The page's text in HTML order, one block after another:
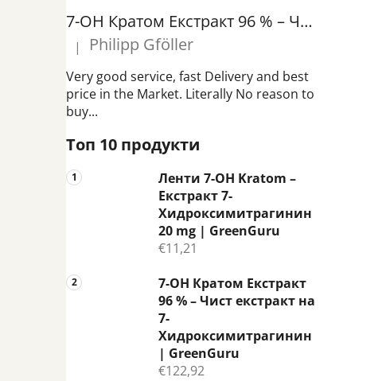
а 7-OH Кратом Екстракт 96 % – Чист екстракт на 7-Хидроксимитрагинин | GreenGuru
Оценката на продукта е 5 от 5 звезди.
| Philipp Gföller
Very good service, fast Delivery and best
price in the Market. Literally No reason to
buy...
Топ 10 продукти
Ленти 7-OH Kratom –
Екстракт 7-
Хидроксимитрагинин
20 mg | GreenGuru
€11,21
7-OH Кратом Екстракт
96 % – Чист екстракт на
7-
Хидроксимитрагинин
| GreenGuru
€122,92